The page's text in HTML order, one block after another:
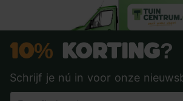
Beoordeling:8.9door3.862
10% Korting?
Schrijf je nú in voor onze